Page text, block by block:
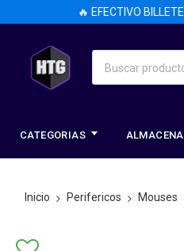
🔥 EFECTIVO BILLETE
CATEGORIAS
Inicio Perifericos Mouses